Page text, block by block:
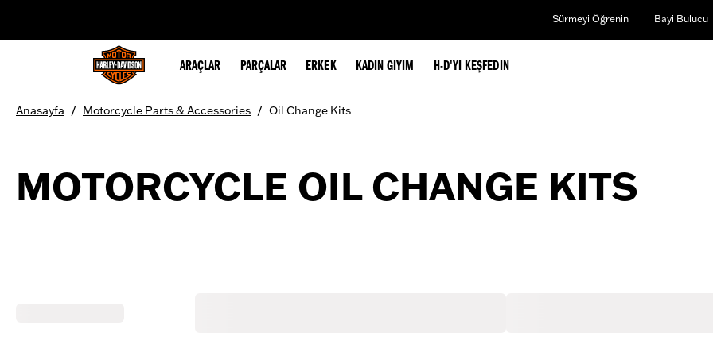
Sürmeyi Öğrenin Bayi Bulucu
ARAÇLAR PARÇALAR ERKEK KADIN GIYIM H-D'YI KEŞFEDIN
Anasayfa / Motorcycle Parts & Accessories / Oil Change Kits
MOTORCYCLE OIL CHANGE KITS